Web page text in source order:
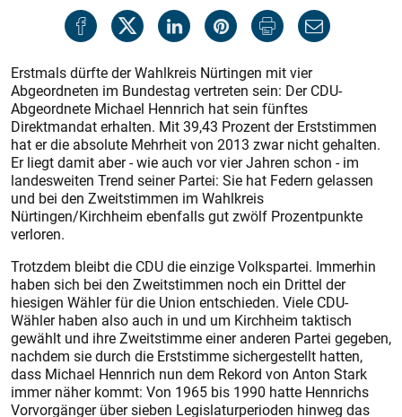
Erstmals dürfte der Wahlkreis Nürtingen mit vier
Abgeordneten im Bundestag vertreten sein: Der CDU-
Abgeordnete Michael Hennrich hat sein fünftes
Direktmandat erhalten. Mit 39,43 Prozent der Erststimmen
hat er die absolute Mehrheit von 2013 zwar nicht gehalten.
Er liegt damit aber - wie auch vor vier Jahren schon - im
landesweiten Trend seiner Partei: Sie hat Federn gelassen
und bei den Zweitstimmen im Wahlkreis
Nürtingen/Kirchheim ebenfalls gut zwölf Prozentpunkte
verloren.
Trotzdem bleibt die CDU die einzige Volkspartei. Immerhin
haben sich bei den Zweitstimmen noch ein Drittel der
hiesigen Wähler für die Union entschieden. Viele CDU-
Wähler haben also auch in und um Kirchheim taktisch
gewählt und ihre Zweitstimme einer anderen Partei gegeben,
nachdem sie durch die Erststimme sichergestellt hatten,
dass Michael Hennrich nun dem Rekord von Anton Stark
immer näher kommt: Von 1965 bis 1990 hatte Hennrichs
Vorvorgänger über sieben Legislaturperioden hinweg das